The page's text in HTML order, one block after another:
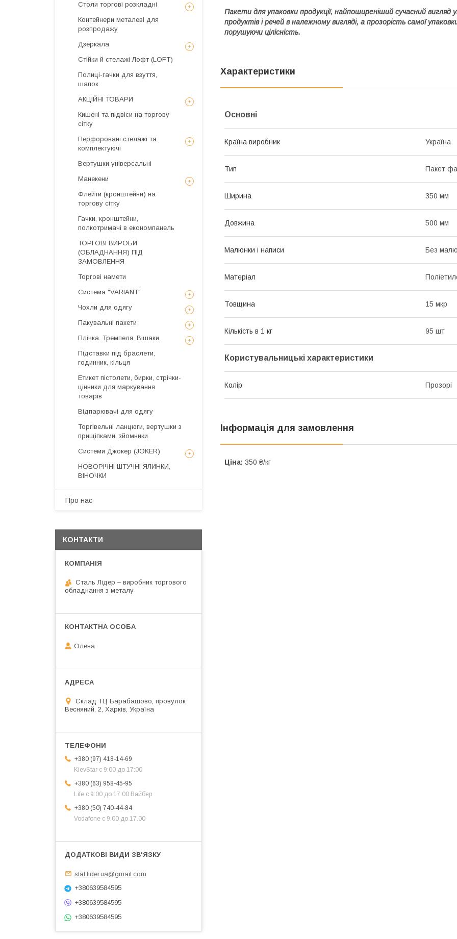
Пакети для упаковки продукції, найпоширеніший сучасний
продуктів і речей в належному вигляді, а прозорість самої
порушуючи цілісність.
Характеристики
Основні
Країна виробник Україна
Тип Пакет
Ширина 350 мм
Довжина 500 мм
Малюнки і написи Без
Матеріал
Товщина 15 мкр
Кількість в 1 кг 95 шт
Користувальницькі характеристики
Колір Прозорі
Інформація для замовлення
Ціна: 350 ₴/кг
Столи торгові розкладні
Контейнери металеві для
розпродажу
Дзеркала
Стійки й стелажі Лофт (LOFT)
Полиці-гачки для взуття,
шапок
АКЦІЙНІ ТОВАРИ
Кишені та підвіси на торгову
сітку
Перфоровані стелажі та
комплектуючі
Вертушки універсальні
Манекени
Флейти (кронштейни) на
торгову сітку
Гачки, кронштейни,
полкотримачі в економпанель
ТОРГОВІ ВИРОБИ
(ОБЛАДНАННЯ) ПІД
ЗАМОВЛЕННЯ
Торгові намети
Система "VARIANT"
Чохли для одягу
Пакувальні пакети
Плічка. Тремпеля. Вішаки.
Підставки під браслети,
годинник, кільця
Етикет пістолети, бирки, стрічки-
цінники для маркування
товарів
Відпарювачі для одягу
Торгівельні ланцюги, вертушки з
прищіпками, зйомники
Системи Джокер (JOKER)
НОВОРІЧНІ ШТУЧНІ ЯЛИНКИ,
ВІНОЧКИ
Про нас
КОНТАКТИ
Сталь Лідер – виробник торгового
обладнання з металу
Олена
Склад ТЦ Барабашово, провулок
Весняний, 2, Харків, Україна
+380 (97) 418-14-69
KievStar с 9:00 до 17:00
+380 (63) 958-45-95
Life с 9:00 до 17:00 Вайбер
+380 (50) 740-44-84
Vodafone с 9.00 до 17.00
stal.lider.ua@gmail.com
+380639584595
+380639584595
+380639584595